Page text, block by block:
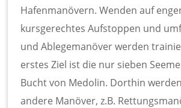
Hafenmanövern. Wenden auf
kursgerechtes Aufstoppen und
und Ablegemanöver werden
erstes Ziel ist die nur sieben
Bucht von Medolin. Dorthin
andere Manöver, z.B.